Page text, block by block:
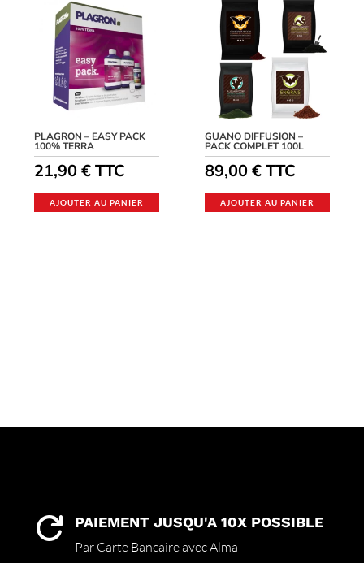
PLAGRON – EASY PACK
100% TERRA
21,90€ TTC
AJOUTER AU PANIER
GUANO DIFFUSION –
PACK COMPLET 100L
89,00€TTC
AJOUTER AU PANIER
 PAIEMENT JUSQU'A 10X POSSIBLE
Par Carte Bancaire avec Alma